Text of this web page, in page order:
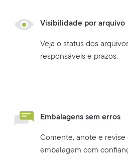
Visibilidade por arquivo
Veja o status dos
responsáveis e prazos.
Embalagens sem erros
Comente, anote e
embalagem com